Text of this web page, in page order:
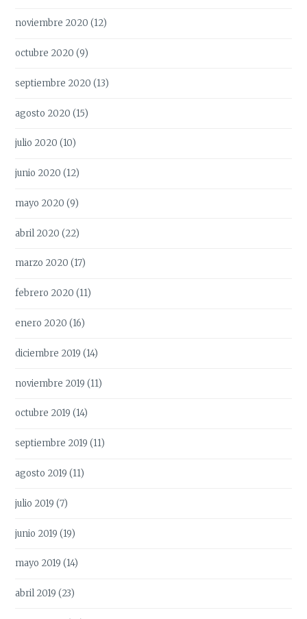
noviembre 2020 (12)
octubre 2020 (9)
septiembre 2020 (13)
agosto 2020 (15)
julio 2020 (10)
junio 2020 (12)
mayo 2020 (9)
abril 2020 (22)
marzo 2020 (17)
febrero 2020 (11)
enero 2020 (16)
diciembre 2019 (14)
noviembre 2019 (11)
octubre 2019 (14)
septiembre 2019 (11)
agosto 2019 (11)
julio 2019 (7)
junio 2019 (19)
mayo 2019 (14)
abril 2019 (23)